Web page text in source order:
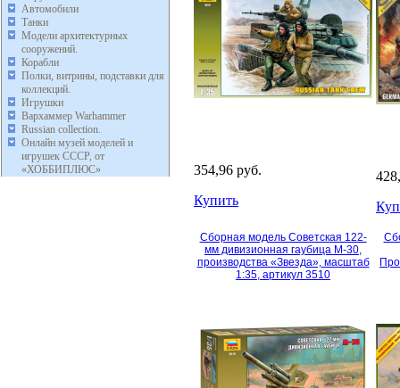
Автомобили
Танки
Модели архитектурных
сооружений.
Корабли
Полки, витрины, подставки для
коллекций.
Игрушки
Вархаммер Warhammer
Russian collection.
Онлайн музей моделей и
игрушек СССР, от
«ХОББИПЛЮС»
354,96 руб.
Купить
Сборная модель Советская 122-
мм дивизионная гаубица М-30,
производства «Звезда», масштаб
1:35, артикул 3510